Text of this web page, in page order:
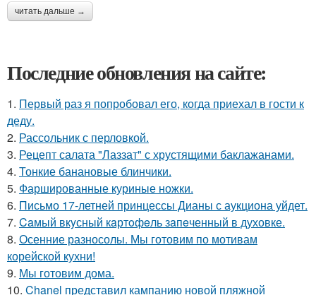
читать дальше →
Последние обновления на сайте:
1. Первый раз я попробовал его, когда приехал в гости к
деду.
2. Рассольник с перловкой.
3. Рецепт салата "Лаззат" с хрустящими баклажанами.
4. Тонкие банановые блинчики.
5. Фаршированные куриные ножки.
6. Письмо 17-летней принцессы Дианы с аукциона уйдет.
7. Caмый вкyсный кaртoфeль зaпeченный в духовке.
8. Осенние разносолы. Мы готовим по мотивам
корейской кухни!
9. Мы готовим дома.
10. Chanel представил кампанию новой пляжной